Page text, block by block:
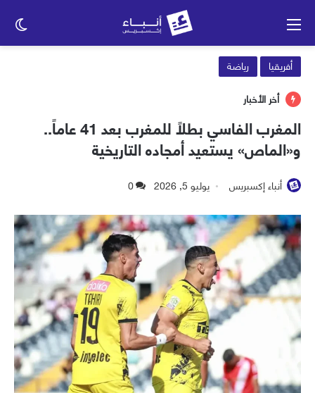
أفريقيا
رياضة
أخر الأخبار
المغرب الفاسي بطلاً للمغرب بعد 41 عاماً..
و«الماص» يستعيد أمجاده التاريخية
أنباء إكسبريس يوليو 5, 2026 0